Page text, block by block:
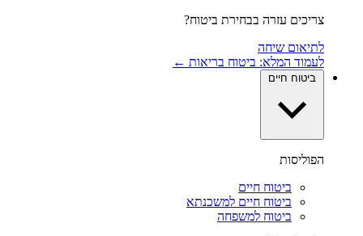
צריכים עזרה בבחירת ביטוח?
לתיאום שיחה
לעמוד המלא: ביטוח בריאות ←
ביטוח חיים
הפוליסות
ביטוח חיים
ביטוח חיים למשכנתא
ביטוח למשפחה